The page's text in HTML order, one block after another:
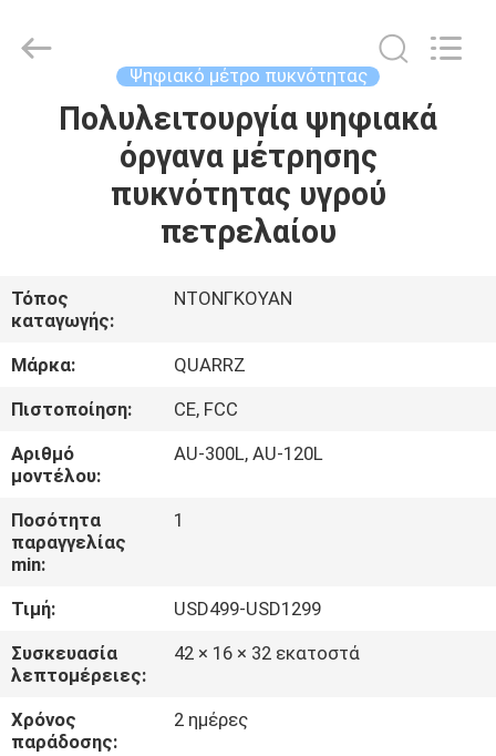
ΣΠΊΤΙ
ΠΡΟΪΌΝΤΑ
ΕΜΕΊΣ
ΓΎΡΟΣ
ΕΡΓΟΣΤΑΣΊΩΝ
ΠΟΙΟΤΙΚΌΣ
ΈΛΕΓΧΟΣ
ΕΛΆΤΕ
ΣΕ
ΕΠΑΦΉ
ΜΕ
Developed
Ψηφιακό μέτρο πυκνότητας
Πολυλειτουργία ψηφιακά
όργανα μέτρησης
πυκνότητας υγρού
πετρελαίου
Τόπος
καταγωγής:
ΝΤΟΝΓΚΟΥΑΝ
Μάρκα:
QUARRZ
Πιστοποίηση:
CE, FCC
Αριθμό
μοντέλου:
AU-300L, AU-120L
Ποσότητα
παραγγελίας
min:
1
Τιμή:
USD499-USD1299
Συσκευασία
λεπτομέρειες:
42 × 16 × 32 εκατοστά
Χρόνος
παράδοσης:
2 ημέρες